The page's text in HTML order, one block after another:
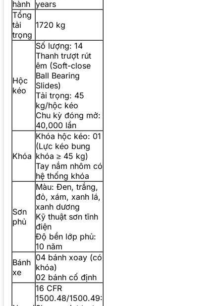
hành years
Tổng
tải
trọng
1720 kg
Hộc
kéo
Số lượng: 14
Thanh trượt rút
êm (Soft-close
Ball Bearing
Slides)
Tải trọng: 45
kg/hộc kéo
Chu kỳ đóng mở:
40,000 lần
Khóa
Khóa hộc kéo: 01
(Lực kéo bung
khóa ≥ 45 kg)
Tay nắm nhôm có
hệ thống khóa
Sơn
phủ
Màu: Đen, trắng,
đỏ, xám, xanh lá,
xanh dương
Kỹ thuật sơn tĩnh
điện
Độ bền lớp phủ:
10 năm
Bánh
xe
04 bánh xoay (có
khóa)
02 bánh cố định
16 CFR
1500.48/1500.49: